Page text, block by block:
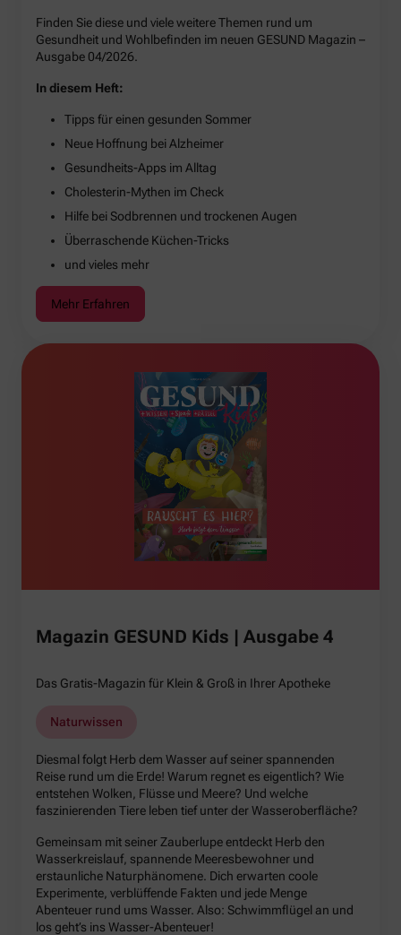
Finden Sie diese und viele weitere Themen rund um
Gesundheit und Wohlbefinden im neuen GESUND Magazin –
Ausgabe 04/2026.
In diesem Heft:
Tipps für einen gesunden Sommer
Neue Hoffnung bei Alzheimer
Gesundheits-Apps im Alltag
Cholesterin-Mythen im Check
Hilfe bei Sodbrennen und trockenen Augen
Überraschende Küchen-Tricks
und vieles mehr
Mehr Erfahren
Magazin GESUND Kids | Ausgabe 4
Das Gratis-Magazin für Klein & Groß in Ihrer Apotheke
Naturwissen
Diesmal folgt Herb dem Wasser auf seiner spannenden
Reise rund um die Erde! Warum regnet es eigentlich? Wie
entstehen Wolken, Flüsse und Meere? Und welche
faszinierenden Tiere leben tief unter der Wasseroberfläche?
Gemeinsam mit seiner Zauberlupe entdeckt Herb den
Wasserkreislauf, spannende Meeresbewohner und
erstaunliche Naturphänomene. Dich erwarten coole
Experimente, verblüffende Fakten und jede Menge
Abenteuer rund ums Wasser. Also: Schwimmflügel an und
los geht’s ins Wasser-Abenteuer!